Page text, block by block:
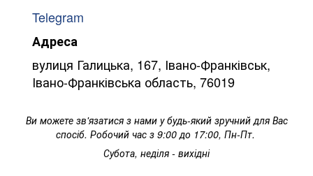
Telegram
Адреса
вулиця Галицька, 167, Івано-Франківськ,
Івано-Франківська область, 76019
Ви можете зв'язатися з нами у будь-який зручний для Вас
спосіб. Робочий час з 9:00 до 17:00, Пн-Пт.
Субота, неділя - вихідні